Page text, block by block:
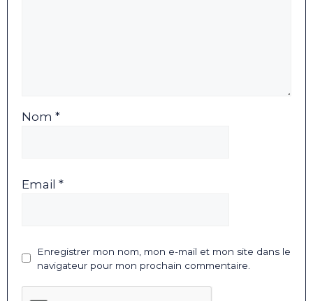
Nom *
Email *
Enregistrer mon nom, mon e-mail et mon site dans le
navigateur pour mon prochain commentaire.